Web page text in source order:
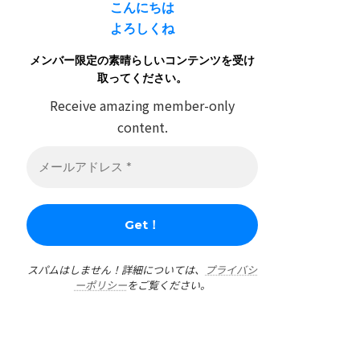
こんにちは
よろしくね
メンバー限定の素晴らしいコンテンツを受け
取ってください。
Receive amazing member-only
content.
スパムはしません！詳細については、
プライバシ
ーポリシーをご覧ください。